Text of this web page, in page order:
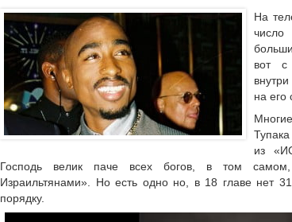
На
вот с
на его
из
Господь велик паче всех богов, в том
Израильтянами». Но есть одно но, в 18 главе нет
порядку.